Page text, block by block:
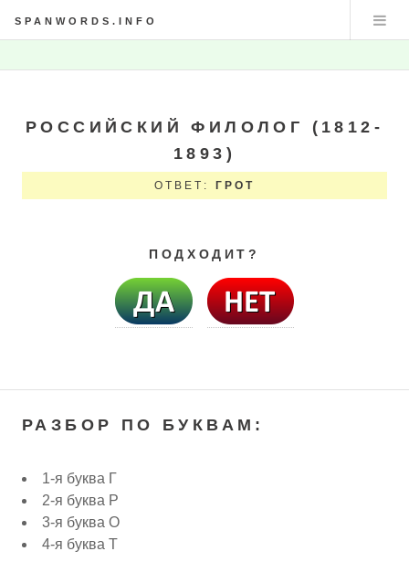
SPANWORDS.INFO
РОССИЙСКИЙ ФИЛОЛОГ (1812-
1893)
ОТВЕТ: ГРОТ
ПОДХОДИТ?
РАЗБОР ПО БУКВАМ:
1-я буква Г
2-я буква Р
3-я буква О
4-я буква Т